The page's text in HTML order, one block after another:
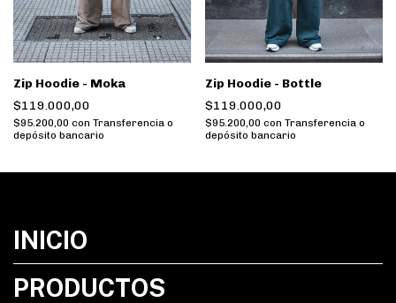
Zip Hoodie - Moka
$119.000,00
$95.200,00 con Transferencia o
depósito bancario
Zip Hoodie - Bottle
$119.000,00
$95.200,00 con Transferencia o
depósito bancario
INICIO
PRODUCTOS